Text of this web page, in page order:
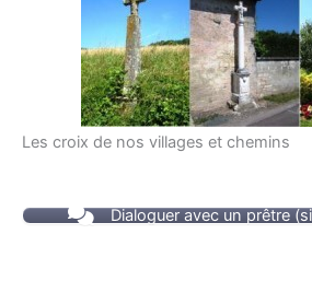
Les croix de nos villages et chemins
Dialoguer avec un prêtre